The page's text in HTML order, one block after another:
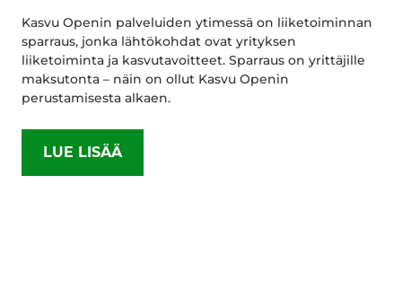
Kasvu Openin palveluiden ytimessä on liiketoiminnan
sparraus, jonka lähtökohdat ovat yrityksen
liiketoiminta ja kasvutavoitteet. Sparraus on yrittäjille
maksutonta – näin on ollut Kasvu Openin
perustamisesta alkaen.
LUE LISÄÄ